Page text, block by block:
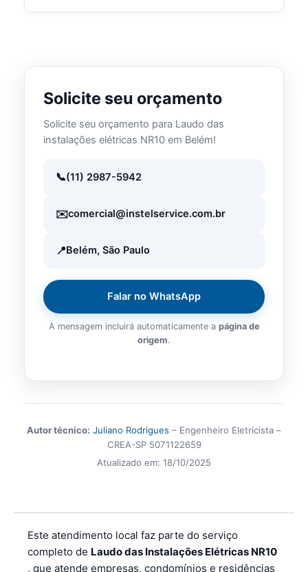
Solicite seu orçamento
Solicite seu orçamento para Laudo das
instalações elétricas NR10 em Belém!
(11) 2987-5942
comercial@instelservice.com.br
Belém, São Paulo
Falar no WhatsApp
A mensagem incluirá automaticamente a página de
origem.
Autor técnico: Juliano Rodrigues – Engenheiro Eletricista –
CREA-SP 5071122659
Atualizado em: 18/10/2025
Este atendimento local faz parte do serviço
completo de Laudo das Instalações Elétricas NR10
, que atende empresas, condomínios e residências